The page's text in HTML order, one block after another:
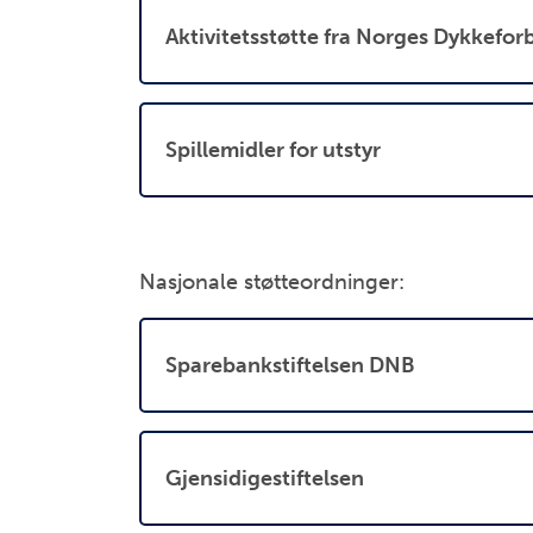
Aktivitetsstøtte fra Norges
Spillemidler for utstyr
Nasjonale støtteordninger:
Sparebankstiftelsen DNB
Gjensidigestiftelsen